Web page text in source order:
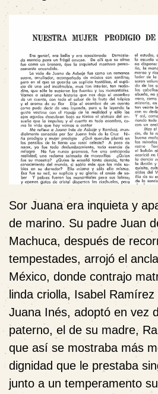
Sor Juana era inquieta y
de marino. Su padre Juan
Machuca, después de
tempestades, arrojó el
México, donde contrajo
linda criolla, Isabel
Juana Inés, adoptó en vez
paterno, el de su madre,
que así se mostraba más
dignidad que le prestaba
junto a un temperamento